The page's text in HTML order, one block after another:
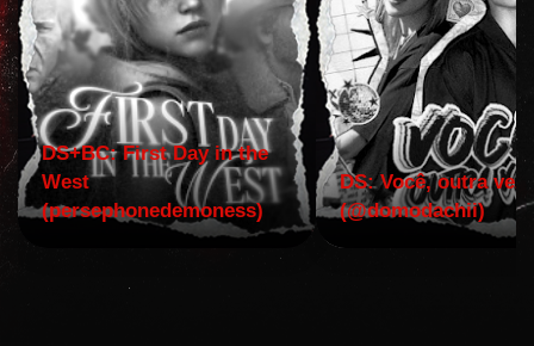
DS+BC: First Day in the
West
(persephonedemoness)
DS: Você, outra vez!
(@domodachii)